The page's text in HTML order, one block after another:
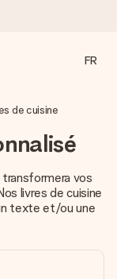
et l’envoyons
de tous les
FR
de cuisine
vos
livres de cuisine
texte et/ou une